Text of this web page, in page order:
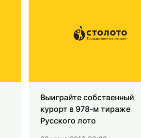
Выиграйте собственный
курорт в 978-м тираже
Русского лото